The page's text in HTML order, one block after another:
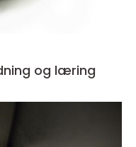
og læring